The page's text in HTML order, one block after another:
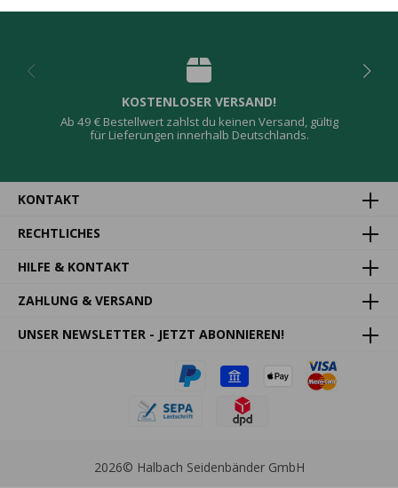
KOSTENLOSER VERSAND!
Ab 49 € Bestellwert zahlst du keinen Versand, gültig
für Lieferungen innerhalb Deutschlands.
KONTAKT
RECHTLICHES
HILFE & KONTAKT
ZAHLUNG & VERSAND
UNSER NEWSLETTER - JETZT ABONNIEREN!
2026© Halbach Seidenbänder GmbH